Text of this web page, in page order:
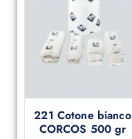
221 Cotone bianco
CORCOS 500 gr